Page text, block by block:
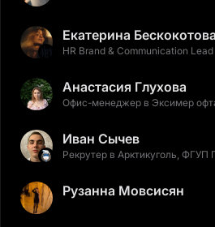
Екатерина Бескокотова
HR Brand & Communication Lead
Анастасия Глухова
Офис-менеджер в Эксимер
Иван Сычев
Рекрутер в Арктикуголь, ФГУП
Рузанна Мовсисян